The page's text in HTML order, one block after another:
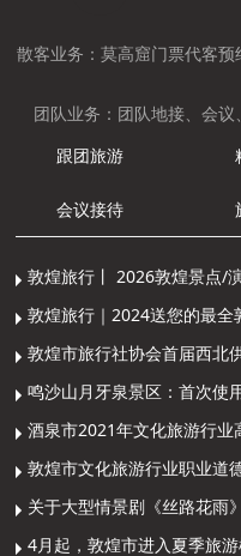
散客业务：莫高窟门票代客
团队业务：团队地接、会
跟团旅游
会议接待
敦煌旅行丨 2026敦煌景点/
敦煌旅行｜2024送您的最全